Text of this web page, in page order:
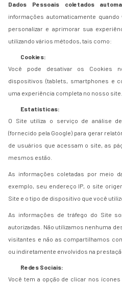
Dados Pessoais coletados
informações automaticamente
personalizar e aprimorar sua
utilizando vários métodos, tais como:
Cookies:
Você pode desativar os Cookies
dispositivos (tablets, smartphones e
uma experiência completa no nosso site.
Estatísticas:
O Site utiliza o serviço de análise
(fornecido pela Google) para gerar
de usuários que acessam o site, as
mesmos estão.
As informações coletadas por meio
exemplo, seu endereço IP, o site
Site e o tipo de dispositivo que você
As informações de tráfego do Site
autorizadas. Não utilizamos nenhuma
visitantes e não as compartilhamos
ou indiretamente envolvidos na
Redes Sociais:
Você tem a opção de clicar nos